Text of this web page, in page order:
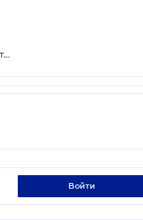
Таксистов, которые купят патенты, освободят от налогов: проект новых правил для рынка перевозчиков
войти